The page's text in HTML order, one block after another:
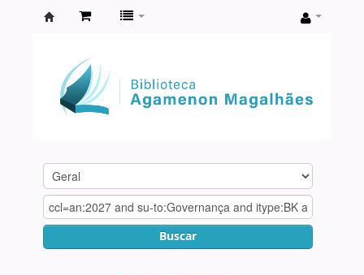
Agamenon
Magalhães
Buscar